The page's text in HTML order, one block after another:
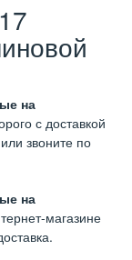
на
с доставкой
звоните по
на
магазине